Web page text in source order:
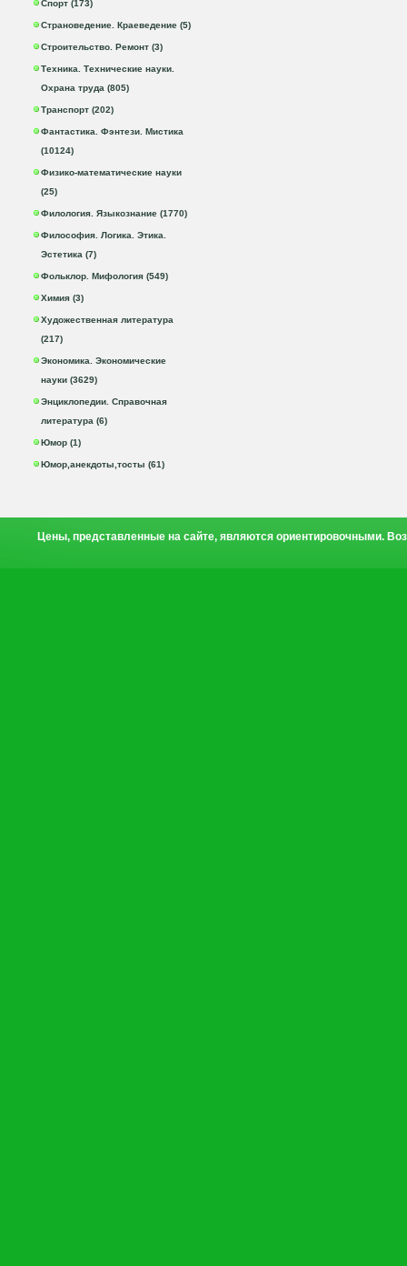
Спорт (173)
Страноведение. Краеведение (5)
Строительство. Ремонт (3)
Техника. Технические науки.
Охрана труда (805)
Транспорт (202)
Фантастика. Фэнтези. Мистика
(10124)
Физико-математические науки
(25)
Филология. Языкознание (1770)
Философия. Логика. Этика.
Эстетика (7)
Фольклор. Мифология (549)
Химия (3)
Художественная литература
(217)
Экономика. Экономические
науки (3629)
Энциклопедии. Справочная
литература (6)
Юмор (1)
Юмор,анекдоты,тосты (61)
Цены, представленные на сайте, являются ориентировочными.